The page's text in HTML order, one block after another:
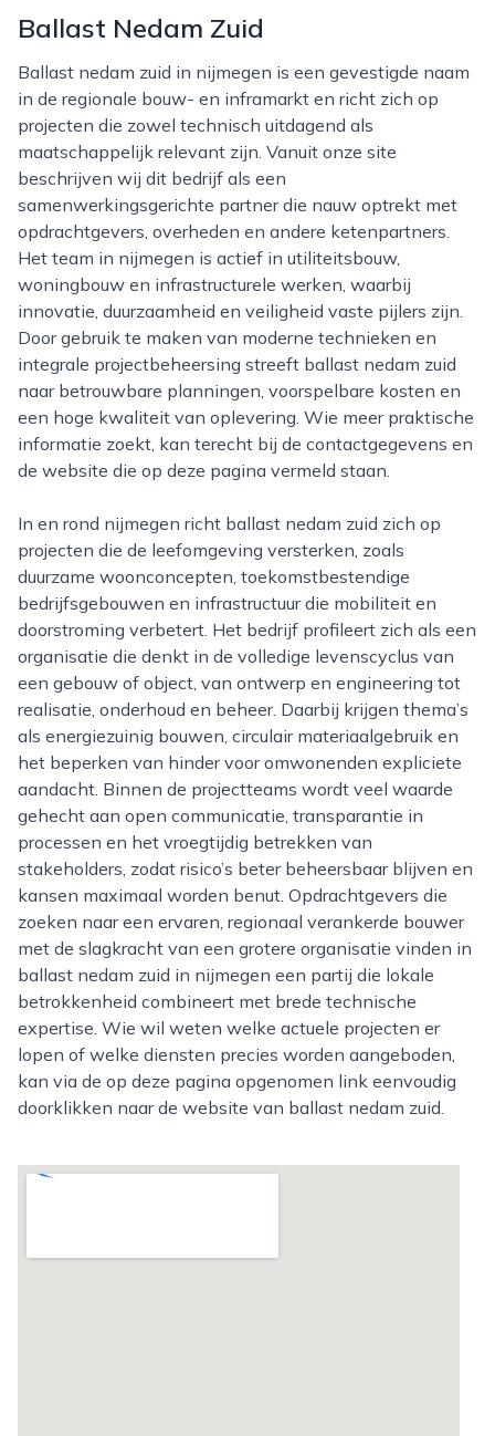
Ballast Nedam Zuid
Ballast nedam zuid in nijmegen is een gevestigde naam
in de regionale bouw- en inframarkt en richt zich op
projecten die zowel technisch uitdagend als
maatschappelijk relevant zijn. Vanuit onze site
beschrijven wij dit bedrijf als een
samenwerkingsgerichte partner die nauw optrekt met
opdrachtgevers, overheden en andere ketenpartners.
Het team in nijmegen is actief in utiliteitsbouw,
woningbouw en infrastructurele werken, waarbij
innovatie, duurzaamheid en veiligheid vaste pijlers zijn.
Door gebruik te maken van moderne technieken en
integrale projectbeheersing streeft ballast nedam zuid
naar betrouwbare planningen, voorspelbare kosten en
een hoge kwaliteit van oplevering. Wie meer praktische
informatie zoekt, kan terecht bij de contactgegevens en
de website die op deze pagina vermeld staan.
In en rond nijmegen richt ballast nedam zuid zich op
projecten die de leefomgeving versterken, zoals
duurzame woonconcepten, toekomstbestendige
bedrijfsgebouwen en infrastructuur die mobiliteit en
doorstroming verbetert. Het bedrijf profileert zich als een
organisatie die denkt in de volledige levenscyclus van
een gebouw of object, van ontwerp en engineering tot
realisatie, onderhoud en beheer. Daarbij krijgen thema’s
als energiezuinig bouwen, circulair materiaalgebruik en
het beperken van hinder voor omwonenden expliciete
aandacht. Binnen de projectteams wordt veel waarde
gehecht aan open communicatie, transparantie in
processen en het vroegtijdig betrekken van
stakeholders, zodat risico’s beter beheersbaar blijven en
kansen maximaal worden benut. Opdrachtgevers die
zoeken naar een ervaren, regionaal verankerde bouwer
met de slagkracht van een grotere organisatie vinden in
ballast nedam zuid in nijmegen een partij die lokale
betrokkenheid combineert met brede technische
expertise. Wie wil weten welke actuele projecten er
lopen of welke diensten precies worden aangeboden,
kan via de op deze pagina opgenomen link eenvoudig
doorklikken naar de website van ballast nedam zuid.